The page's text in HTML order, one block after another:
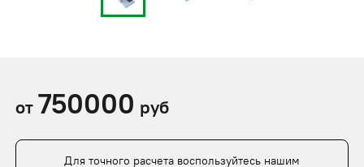
от 750000 руб
Для точного расчета воспользуйтесь нашим